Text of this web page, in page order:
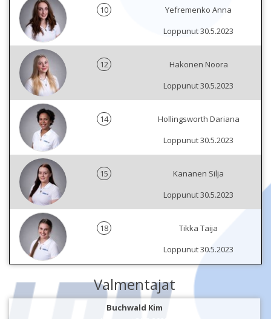
10
Yefremenko Anna
Loppunut 30.5.2023
12
Hakonen Noora
Loppunut 30.5.2023
14
Hollingsworth Dariana
Loppunut 30.5.2023
15
Kananen Silja
Loppunut 30.5.2023
18
Tikka Taija
Loppunut 30.5.2023
Valmentajat
Buchwald Kim